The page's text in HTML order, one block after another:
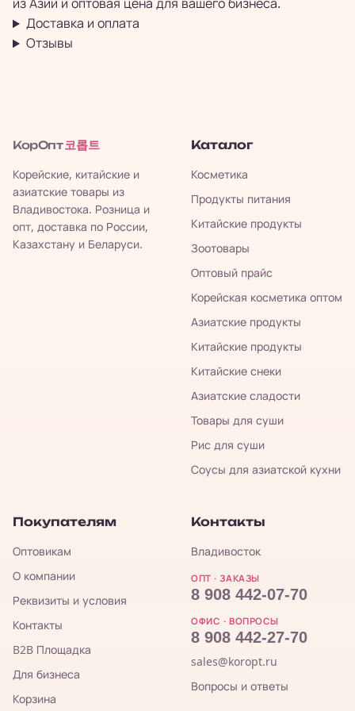
Доставка и оплата
Отзывы
КорОпт 코롭트
Корейские, китайские и
азиатские товары из
Владивостока. Розница и
опт, доставка по России,
Казахстану и Беларуси.
Каталог
Косметика
Продукты питания
Китайские продукты
Зоотовары
Оптовый прайс
Корейская косметика оптом
Азиатские продукты
Китайские продукты
Китайские снеки
Азиатские сладости
Товары для суши
Рис для суши
Соусы для азиатской кухни
Покупателям
Оптовикам
О компании
Реквизиты и условия
Контакты
B2B Площадка
Для бизнеса
Корзина
Контакты
Владивосток
ОПТ · ЗАКАЗЫ
8 908 442-07-70
ОФИС · ВОПРОСЫ
8 908 442-27-70
sales@koropt.ru
Вопросы и ответы